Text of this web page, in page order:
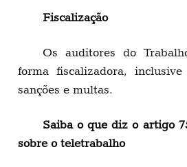
Fiscalização
Os auditores do
forma fiscalizadora,
sanções e multas.
Saiba o que diz o artigo
sobre o teletrabalho